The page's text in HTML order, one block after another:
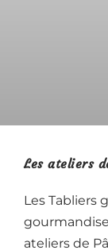
Les ateliers
Les Tabliers
ateliers de